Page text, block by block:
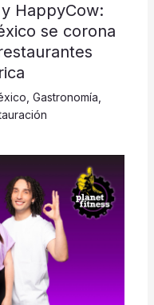
HappyCow:
se corona
Gastronomía